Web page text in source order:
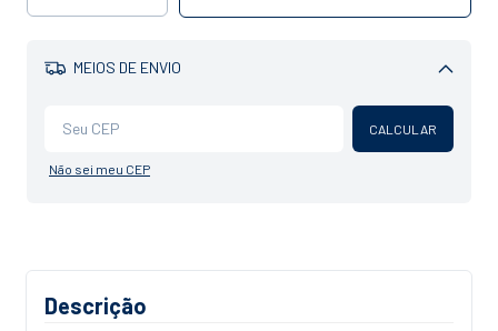
MEIOS DE ENVIO
Alterar CEP
CALCULAR
Não sei meu CEP
Descrição